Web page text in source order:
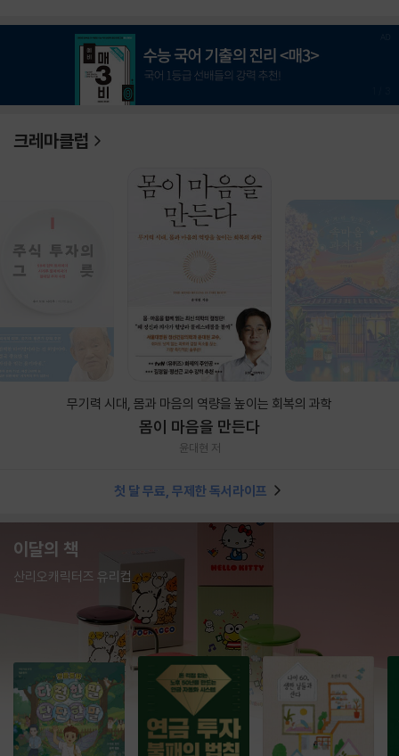
크레마클럽
무기력 시대, 몸과 마음의 역량을 높이는 회복의 과학
몸이 마음을 만든다
윤대현 저
첫 달 무료, 무제한 독서라이프
이달의 책
산리오캐릭터즈 유리컵